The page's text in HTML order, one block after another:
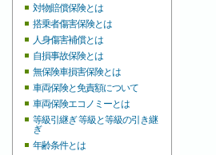
対物賠償保険とは
搭乗者傷害保険とは
人身傷害補償とは
自損事故保険とは
無保険車損害保険とは
車両保険と免責額について
車両保険エコノミーとは
等級引継ぎ 等級と等級の引き継
ぎ
年齢条件とは